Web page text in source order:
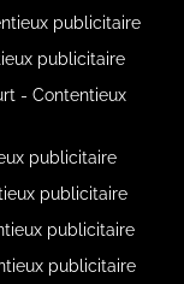
publicitaire
publicitaire
- Contentieux
publicitaire
publicitaire
publicitaire
publicitaire